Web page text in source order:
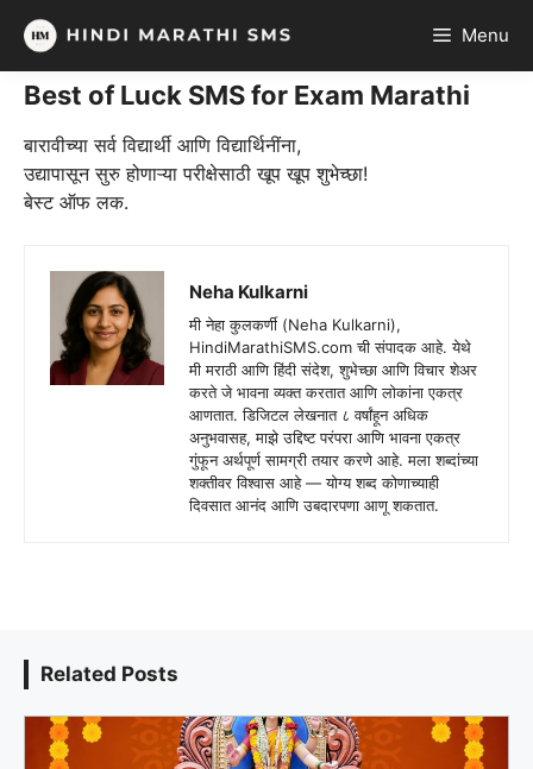
Skip
content
Menu
Best of Luck SMS for Exam Marathi
बारावीच्या सर्व विद्यार्थी आणि विद्यार्थिनींना,
उद्यापासून सुरु होणाऱ्या परीक्षेसाठी खूप खूप शुभेच्छा!
बेस्ट ऑफ लक.
Neha Kulkarni
मी नेहा कुलकर्णी (Neha Kulkarni),
HindiMarathiSMS.com ची संपादक आहे. येथे
मी मराठी आणि हिंदी संदेश, शुभेच्छा आणि विचार शेअर
करते जे भावना व्यक्त करतात आणि लोकांना एकत्र
आणतात. डिजिटल लेखनात ८ वर्षांहून अधिक
अनुभवासह, माझे उद्दिष्ट परंपरा आणि भावना एकत्र
गुंफून अर्थपूर्ण सामग्री तयार करणे आहे. मला शब्दांच्या
शक्तीवर विश्वास आहे — योग्य शब्द कोणाच्याही
दिवसात आनंद आणि उबदारपणा आणू शकतात.
Related Posts